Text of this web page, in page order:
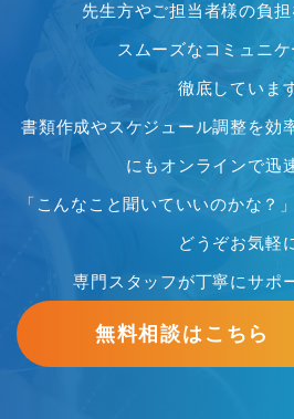
先生方やご担当者様の負担
スムーズなコミュニ
徹底していま
書類作成やスケジュール調整を効
にもオンラインで迅
「こんなこと聞いていいのかな？
どうぞお気軽
専門スタッフが丁寧にサポ
無料相談はこちら